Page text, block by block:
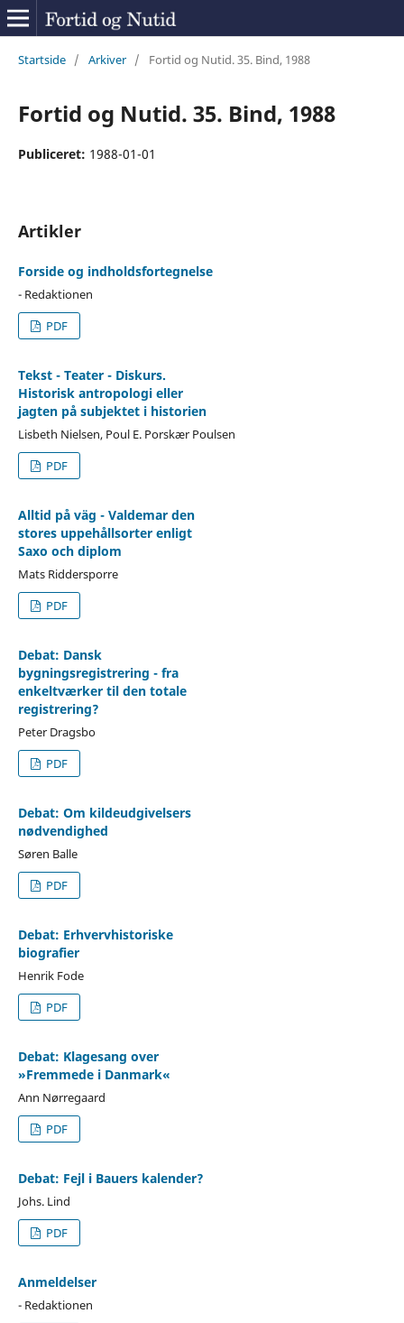
Startside / Arkiver / Fortid og Nutid. 35. Bind, 1988
Fortid og Nutid. 35. Bind, 1988
Publiceret: 1988-01-01
Artikler
Forside og indholdsfortegnelse
- Redaktionen
PDF
Tekst - Teater - Diskurs.
Historisk antropologi eller
jagten på subjektet i historien
Lisbeth Nielsen, Poul E. Porskær Poulsen
PDF
Alltid på väg - Valdemar den
stores uppehållsorter enligt
Saxo och diplom
Mats Riddersporre
PDF
Debat: Dansk
bygningsregistrering - fra
enkeltværker til den totale
registrering?
Peter Dragsbo
PDF
Debat: Om kildeudgivelsers
nødvendighed
Søren Balle
PDF
Debat: Erhvervhistoriske
biografier
Henrik Fode
PDF
Debat: Klagesang over
»Fremmede i Danmark«
Ann Nørregaard
PDF
Debat: Fejl i Bauers kalender?
Johs. Lind
PDF
Anmeldelser
- Redaktionen